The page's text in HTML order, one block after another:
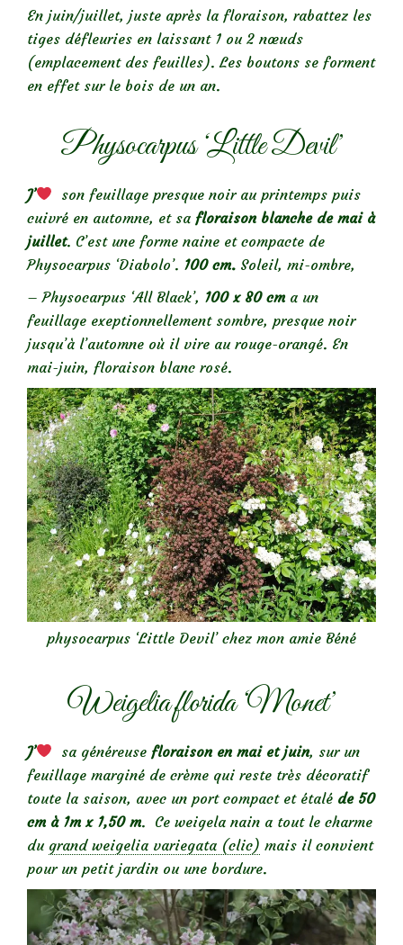
En juin/juillet, juste après la floraison, rabattez les
tiges défleuries en laissant 1 ou 2 nœuds
(emplacement des feuilles). Les boutons se forment
en effet sur le bois de un an.
Physocarpus ‘Little Devil’
J’
son feuillage presque noir au printemps puis
cuivré en automne, et sa floraison blanche de mai à
juillet. C’est une forme naine et compacte de
Physocarpus ‘Diabolo’. 100 cm. Soleil, mi-ombre,
– Physocarpus ‘All Black’, 100 x 80 cma un
feuillage exeptionnellement sombre, presque noir
jusqu’à l’automne où il vire au rouge-orangé. En
mai-juin, floraison blanc rosé.
physocarpus ‘Little Devil’ chez mon amie Béné
Weigelia florida ‘Monet’
J’ sa généreuse floraison en mai et juin, sur un
feuillage marginé de crème qui reste très décoratif
toute la saison, avec un port compact et étalé de 50
cm à 1m x 1,50 m. Ce weigela nain a tout le charme
du grand weigelia variegata (clic) mais il convient
pour un petit jardin ou une bordure.